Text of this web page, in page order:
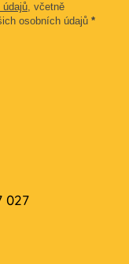
údajů, včetně
osobních údajů *
027